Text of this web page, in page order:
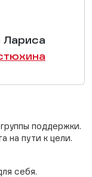
Лариса
поддержки.
на пути к цели.
себя.